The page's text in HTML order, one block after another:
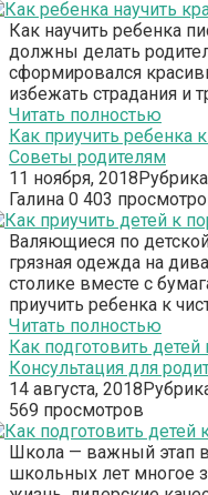
Как научить ребенка
должны делать
сформировался
избежать страдания и
Читать полностью
Как приучить ребенка
Советы родителям
11 ноября, 2018
Галина 0 403
Валяющиеся по
грязная одежда на
столике вместе с
приучить ребенка к
Читать полностью
Как подготовить
Консультация для
14 августа, 2018
569 просмотров
Школа — важный этап
школьных лет многое